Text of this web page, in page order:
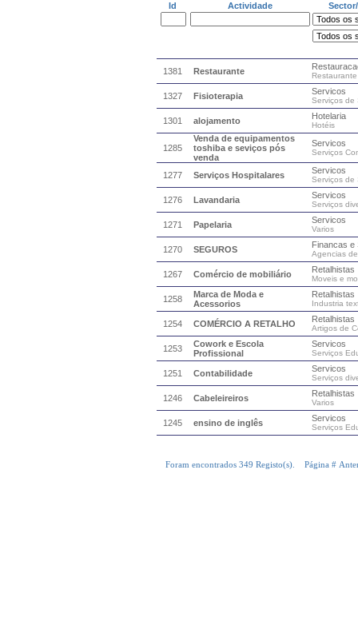
Id Actividade
1381 Restaurante Restaurante
1327 Fisioterapia Servicos
Serviços de
1301 alojamento Hotelaria
Hotéis
1285
Venda de equipamentos
toshiba e seviços pós
venda
Servicos
Serviços
1277 Serviços Hospitalares Servicos
Serviços de
1276 Lavandaria Servicos
Serviços
1271 Papelaria Servicos
Varios
1270 SEGUROS Financas e
Agencias
1267 Comércio de mobiliário Retalhistas
Moveis e
1258
Marca de Moda e
Acessorios
Retalhistas
Industria
1254 COMÉRCIO A RETALHO Retalhistas
Artigos de
1253
Cowork e Escola
Profissional
Servicos
Serviços
1251 Contabilidade Servicos
Serviços
1246 Cabeleireiros Retalhistas
Varios
1245 ensino de inglês Servicos
Serviços
Foram encontrados 349 Registo(s). Página #